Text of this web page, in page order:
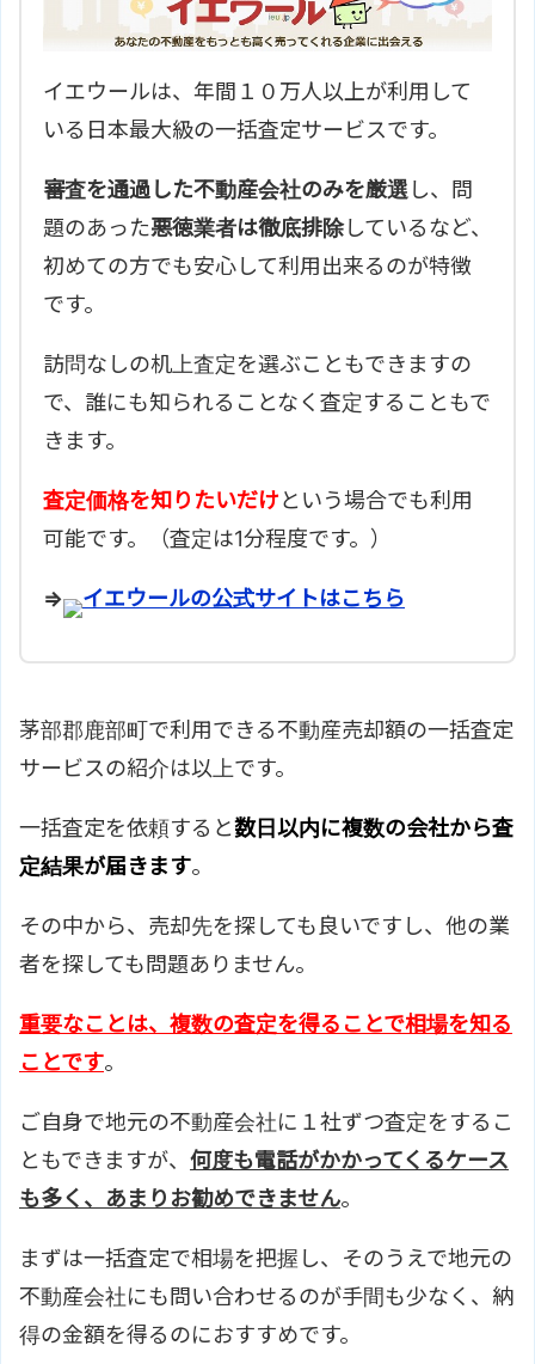
イエウールは、年間１０万人以上が利用して
いる日本最大級の一括査定サービスです。
審査を通過した不動産会社のみを厳選 し、問
題のあった悪徳業者は徹底排除しているなど、
初めての方でも安心して利用出来るのが特徴
です。
訪問なしの机上査定を選ぶこともできますの
で、誰にも知られることなく査定することもで
きます。
査定価格を知りたいだけという場合でも利用
可能です。（査定は1分程度です。）
⇒ イエウールの公式サイトはこちら
茅部郡鹿部町で利用できる不動産売却額の一括査定
サービスの紹介は以上です。
一括査定を依頼すると数日以内に複数の会社から査
定結果が届きます。
その中から、売却先を探しても良いですし、他の業
者を探しても問題ありません。
重要なことは、複数の査定を得ることで相場を知る
ことです。
ご自身で地元の不動産会社に１社ずつ査定をするこ
ともできますが、 何度も電話がかかってくるケース
も多く、あまりお勧めできません。
まずは一括査定で相場を把握し、そのうえで地元の
不動産会社にも問い合わせるのが手間も少なく、納
得の金額を得るのにおすすめです。